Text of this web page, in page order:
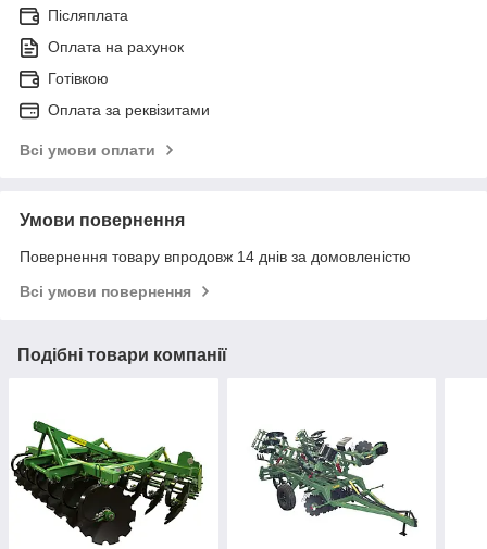
Післяплата
Оплата на рахунок
Готівкою
Оплата за реквізитами
Всі умови оплати
Умови повернення
Повернення товару впродовж 14 днів за домовленістю
Всі умови повернення
Подібні товари компанії